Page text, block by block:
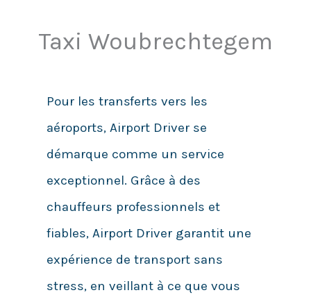
Taxi Woubrechtegem
Pour les transferts vers les
aéroports, Airport Driver se
démarque comme un service
exceptionnel. Grâce à des
chauffeurs professionnels et
fiables, Airport Driver garantit une
expérience de transport sans
stress, en veillant à ce que vous